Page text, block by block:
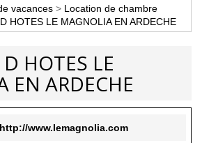
vacances > Location de chambre
HOTES LE MAGNOLIA EN ARDECHE
HOTES LE
EN ARDECHE
http://www.lemagnolia.com